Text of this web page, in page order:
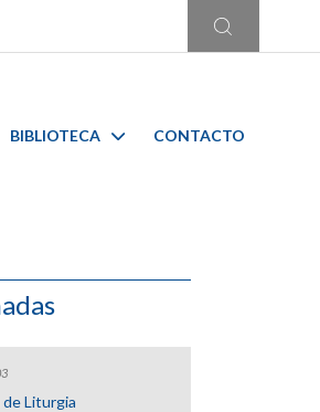
BIBLIOTECA CONTACTO
de Liturgia